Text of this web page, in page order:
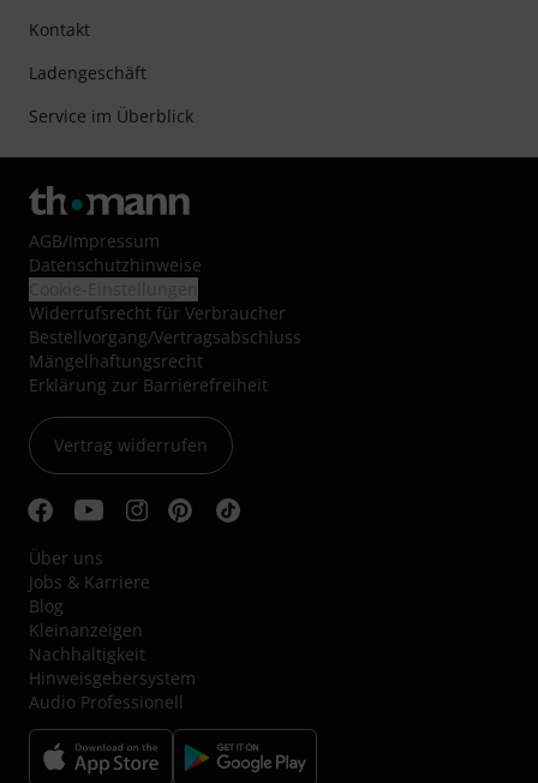
Kontakt
Ladengeschäft
Service im Überblick
AGB/Impressum
Datenschutzhinweise
Widerrufsrecht für Verbraucher
Bestellvorgang/Vertragsabschluss
Mängelhaftungsrecht
Erklärung zur Barrierefreiheit
Vertrag widerrufen
Über uns
Jobs & Karriere
Blog
Kleinanzeigen
Nachhaltigkeit
Hinweisgebersystem
Audio Professionell